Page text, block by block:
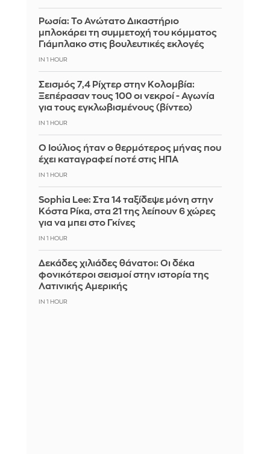
Ρωσία: Το Ανώτατο Δικαστήριο
μπλοκάρει τη συμμετοχή του κόμματος
Γιάμπλακο στις βουλευτικές εκλογές
IN 1 HOUR
Σεισμός 7,4 Ρίχτερ στην Κολομβία:
Ξεπέρασαν τους 100 οι νεκροί - Αγωνία
για τους εγκλωβισμένους (βίντεο)
IN 1 HOUR
Ο Ιούλιος ήταν ο θερμότερος μήνας που
έχει καταγραφεί ποτέ στις ΗΠΑ
IN 1 HOUR
Sophia Lee: Στα 14 ταξίδεψε μόνη στην
Κόστα Ρίκα, στα 21 της λείπουν 6 χώρες
για να μπει στο Γκίνες
IN 1 HOUR
Δεκάδες χιλιάδες θάνατοι: Οι δέκα
φονικότεροι σεισμοί στην ιστορία της
Λατινικής Αμερικής
IN 1 HOUR